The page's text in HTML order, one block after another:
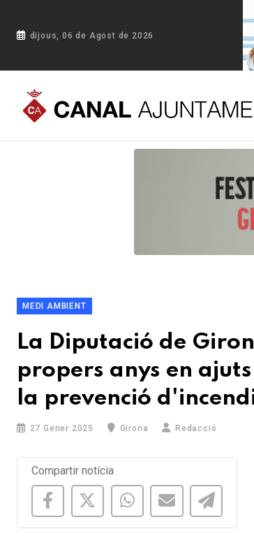
dijous, 06 de Agost de 2026
Portada Blog La Diputació de Girona
MEDI AMBIENT
La Diputació de
propers anys en
la prevenció
27 Gener 2025 Girona Redacció
Compartir notícia